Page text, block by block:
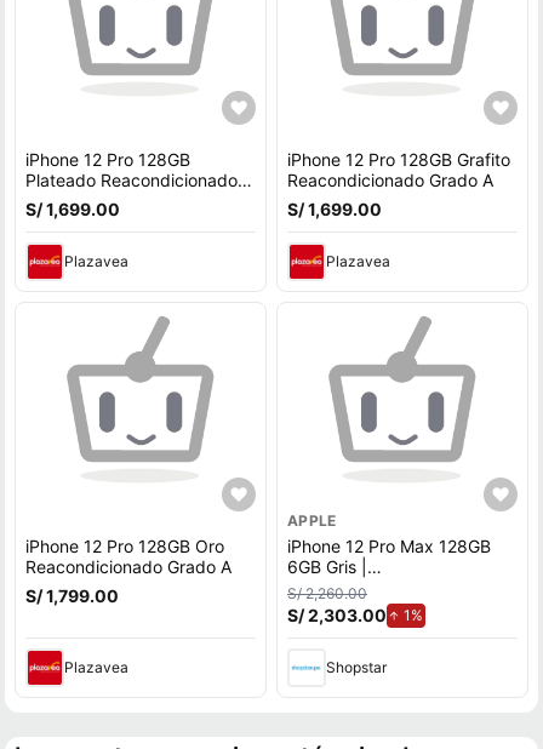
iPhone 12 Pro 128GB
Plateado Reacondicionado
Grado A
S/ 1,699.00
Plazavea
iPhone 12 Pro 128GB Grafito
Reacondicionado Grado A
S/ 1,699.00
Plazavea
iPhone 12 Pro 128GB Oro
Reacondicionado Grado A
S/ 1,799.00
Plazavea
APPLE
iPhone 12 Pro Max 128GB
6GB Gris |
REACONDICIONADO
S/ 2,260.00
S/ 2,303.00 1%de aumento.
Shopstar